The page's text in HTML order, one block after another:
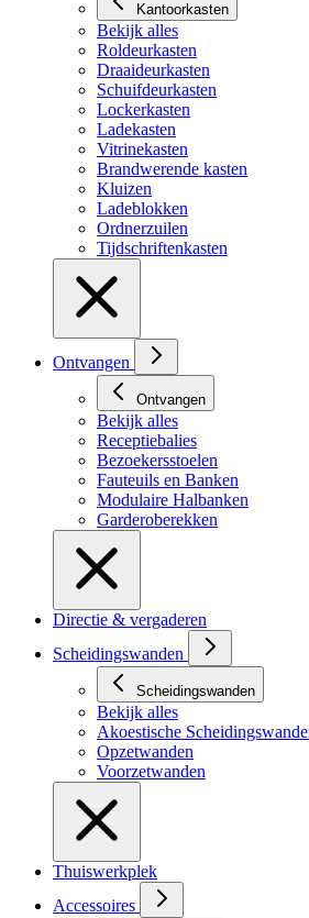
Kantoorkasten
Bekijk alles
Roldeurkasten
Draaideurkasten
Schuifdeurkasten
Lockerkasten
Ladekasten
Vitrinekasten
Brandwerende kasten
Kluizen
Ladeblokken
Ordnerzuilen
Tijdschriftenkasten
Ontvangen
Ontvangen
Bekijk alles
Receptiebalies
Bezoekersstoelen
Fauteuils en Banken
Modulaire Halbanken
Garderoberekken
Directie & vergaderen
Scheidingswanden
Scheidingswanden
Bekijk alles
Akoestische
Opzetwanden
Voorzetwanden
Thuiswerkplek
Accessoires